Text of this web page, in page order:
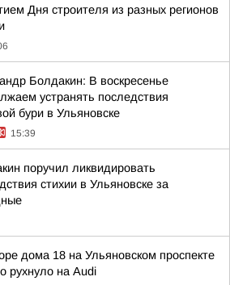
Дня строителя из разных регионов
Болдакин: В воскресенье
устранять последствия
бури в Ульяновске
15:39
поручил ликвидировать
стихии в Ульяновске за
дома 18 на Ульяновском проспекте
рухнуло на Audi